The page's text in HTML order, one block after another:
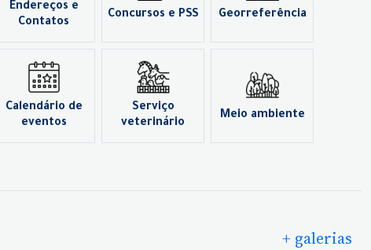
Endereços e
Contatos
Concursos e PSS Georreferência
Calendário de
eventos
Serviço
veterinário
Meio ambiente
+ galerias